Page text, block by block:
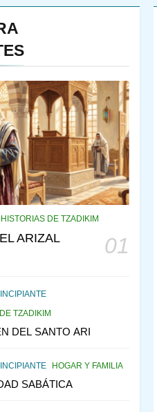
HISTORIAS DE TZADIKIM
ARIZAL 01
TZADIKIM
DEL SANTO ARI
HOGAR Y FAMILIA
SABÁTICA
ES SABIO? EL
VE LO QUE VA A
JUDÍO
DE LOS
JUDÍO
TEMPLO Y LA
EN MEDIO DE
DE MENAJEM AV